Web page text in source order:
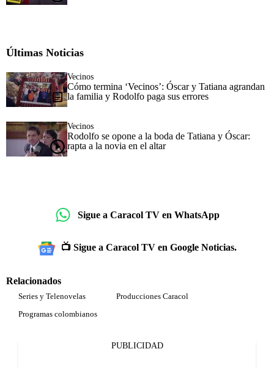
Últimas Noticias
Vecinos
Cómo termina ‘Vecinos’: Óscar y Tatiana agrandan
la familia y Rodolfo paga sus errores
Vecinos
Rodolfo se opone a la boda de Tatiana y Óscar:
rapta a la novia en el altar
Sigue a Caracol TV en WhatsApp
📺 Sigue a Caracol TV en Google Noticias.
Relacionados
Series y Telenovelas
Producciones Caracol
Programas colombianos
PUBLICIDAD